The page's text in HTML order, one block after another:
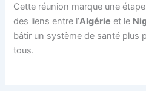
Cette réunion marque une
des liens entre l’Algérie et le
bâtir un système de santé plus
tous.